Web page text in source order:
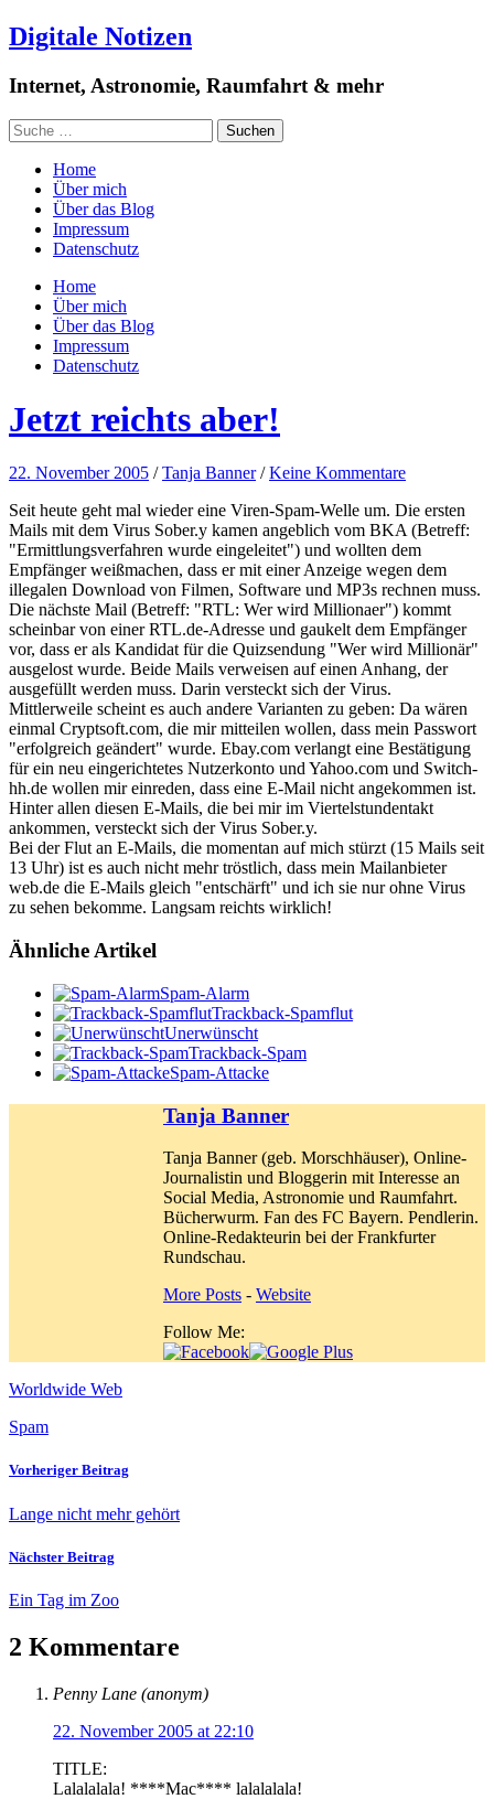
Digitale Notizen
Internet, Astronomie, Raumfahrt & mehr
Home
Über mich
Über das Blog
Impressum
Datenschutz
Home
Über mich
Über das Blog
Impressum
Datenschutz
Jetzt reichts aber!
22. November 2005 /Tanja Banner /Keine Kommentare
Seit heute geht mal wieder eine Viren-Spam-Welle um. Die ersten
Mails mit dem Virus Sober.y kamen angeblich vom BKA (Betreff:
"Ermittlungsverfahren wurde eingeleitet") und wollten dem
Empfänger weißmachen, dass er mit einer Anzeige wegen dem
illegalen Download von Filmen, Software und MP3s rechnen muss.
Die nächste Mail (Betreff: "RTL: Wer wird Millionaer") kommt
scheinbar von einer RTL.de-Adresse und gaukelt dem Empfänger
vor, dass er als Kandidat für die Quizsendung "Wer wird Millionär"
ausgelost wurde. Beide Mails verweisen auf einen Anhang, der
ausgefüllt werden muss. Darin versteckt sich der Virus.
Mittlerweile scheint es auch andere Varianten zu geben: Da wären
einmal Cryptsoft.com, die mir mitteilen wollen, dass mein Passwort
"erfolgreich geändert" wurde. Ebay.com verlangt eine Bestätigung
für ein neu eingerichtetes Nutzerkonto und Yahoo.com und Switch-
hh.de wollen mir einreden, dass eine E-Mail nicht angekommen ist.
Hinter allen diesen E-Mails, die bei mir im Viertelstundentakt
ankommen, versteckt sich der Virus Sober.y.
Bei der Flut an E-Mails, die momentan auf mich stürzt (15 Mails seit
13 Uhr) ist es auch nicht mehr tröstlich, dass mein Mailanbieter
web.de die E-Mails gleich "entschärft" und ich sie nur ohne Virus
zu sehen bekomme. Langsam reichts wirklich!
Ähnliche Artikel
Spam-Alarm
Trackback-Spamflut
Unerwünscht
Trackback-Spam
Spam-Attacke
Tanja Banner
Tanja Banner (geb. Morschhäuser), Online-
Journalistin und Bloggerin mit Interesse an
Social Media, Astronomie und Raumfahrt.
Bücherwurm. Fan des FC Bayern. Pendlerin.
Online-Redakteurin bei der Frankfurter
Rundschau.
More Posts - Website
Follow Me:
Worldwide Web
Spam
Vorheriger Beitrag
Lange nicht mehr gehört
Nächster Beitrag
Ein Tag im Zoo
2 Kommentare
Penny Lane (anonym)
22. November 2005 at 22:10
TITLE:
Lalalalala! ****Mac**** lalalalala!